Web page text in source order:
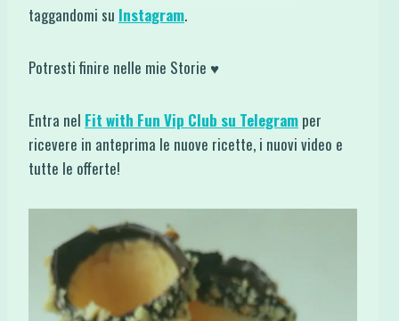
taggandomi su Instagram.
Potresti finire nelle mie Storie ♥
Entra nel Fit with Fun Vip Club su Telegram per
ricevere in anteprima le nuove ricette, i nuovi video e
tutte le offerte!